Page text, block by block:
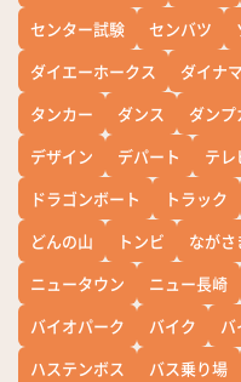
センター試験
センバツ
ダイエーホークス
ダイナ
タンカー
ダンス ダンプ
デザイン
デパート テレ
ドラゴンボート
トラック
どんの山
トンビ ながさ
ニュータウン
ニュー長崎
バイオパーク
バイク バ
ハステンボス
バス乗り場